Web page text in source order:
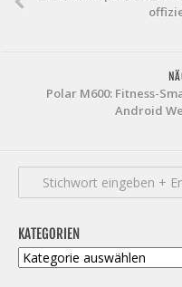
Polar M600: Fitness-
Android
KATEGORIEN
Kategorien